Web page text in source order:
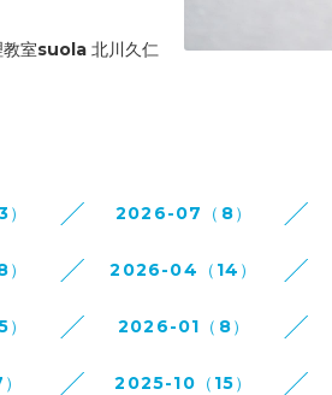
北川久仁
2026-07（8）
2026-04（14）
2026-01（8）
2025-10（15）